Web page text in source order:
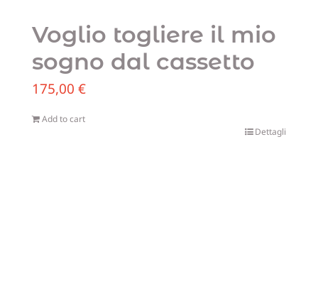
Voglio togliere il mio
sogno dal cassetto
175,00 €
Add to cart
Dettagli